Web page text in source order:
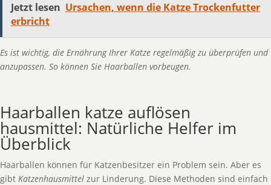
Jetzt lesen Ursachen, wenn die Katze Trockenfutter
erbricht
Es ist wichtig, die Ernährung Ihrer Katze regelmäßig zu überprüfen und
anzupassen. So können Sie Haarballen vorbeugen.
Haarballen katze auflösen
hausmittel: Natürliche Helfer im
Überblick
Haarballen können für Katzenbesitzer ein Problem sein. Aber es
gibt Katzenhausmittel zur Linderung. Diese Methoden sind einfach